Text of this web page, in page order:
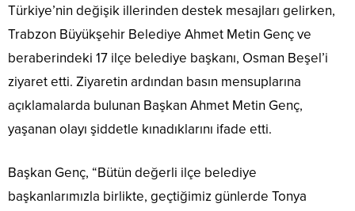
Türkiye’nin değişik illerinden destek mesajları gelirken,
Trabzon Büyükşehir Belediye Ahmet Metin Genç ve
beraberindeki 17 ilçe belediye başkanı, Osman Beşel’i
ziyaret etti. Ziyaretin ardından basın mensuplarına
açıklamalarda bulunan Başkan Ahmet Metin Genç,
yaşanan olayı şiddetle kınadıklarını ifade etti.
Başkan Genç, “Bütün değerli ilçe belediye
başkanlarımızla birlikte, geçtiğimiz günlerde Tonya